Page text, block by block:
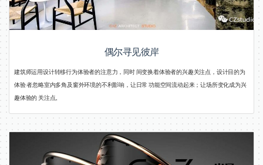
偶尔寻见彼岸
建筑师运用设计转移行为体验者的注意力，同时 间变换着体验者的兴趣关注点，设计目的为
体验 者忽略室内多角及窗外环境的不利影响，让日常 功能空间流动起来；让场所变化成为兴
趣体验的 关注点。